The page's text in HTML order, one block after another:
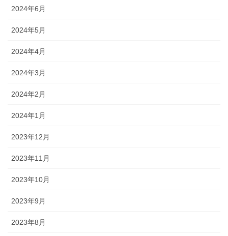
2024年6月
2024年5月
2024年4月
2024年3月
2024年2月
2024年1月
2023年12月
2023年11月
2023年10月
2023年9月
2023年8月